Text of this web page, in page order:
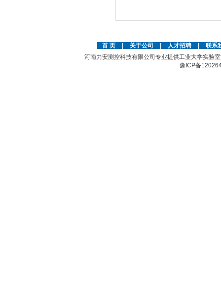
首 页 关于公司 人才招聘
联系
河南力安测控科技有限公司专业提供工业大学实验
豫ICP备